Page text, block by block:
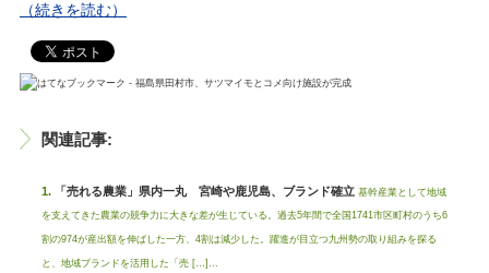
（続きを読む）
関連記事:
「売れる農業」県内一丸 宮崎や鹿児島、ブランド確立 基幹産業として地域
を支えてきた農業の競争力に大きな差が生じている。過去5年間で全国1741市区町村のうち6
割の974が産出額を伸ばした一方、4割は減少した。躍進が目立つ九州勢の取り組みを探る
と、地域ブランドを活用した「売 […]...